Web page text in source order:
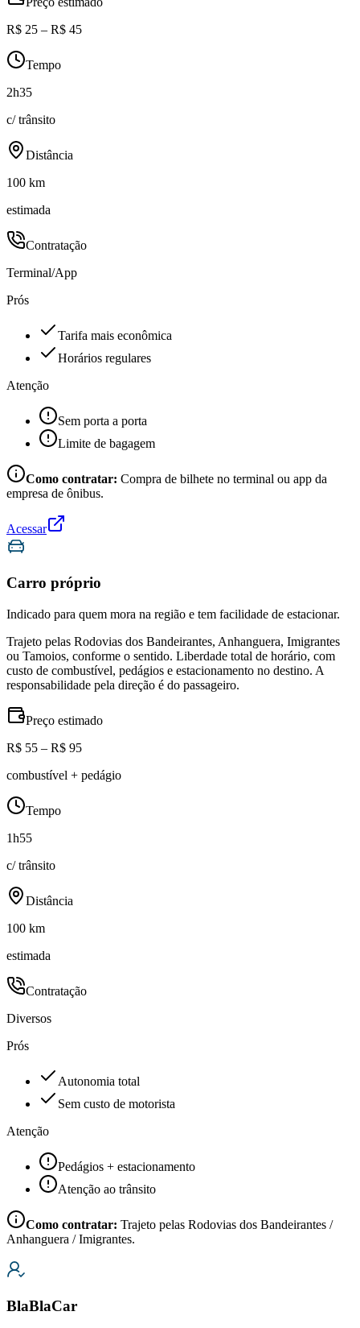
R$ 25 – R$ 45
Tempo
2h35
c/ trânsito
Distância
100 km
estimada
Contratação
Terminal/App
Prós
Tarifa mais econômica
Horários regulares
Atenção
Sem porta a porta
Limite de bagagem
Como contratar: Compra de bilhete no terminal ou app da
empresa de ônibus.
Acessar
Carro próprio
Indicado para quem mora na região e tem facilidade de estacionar.
Trajeto pelas Rodovias dos Bandeirantes, Anhanguera, Imigrantes
ou Tamoios, conforme o sentido. Liberdade total de horário, com
custo de combustível, pedágios e estacionamento no destino. A
responsabilidade pela direção é do passageiro.
Preço estimado
R$ 55 – R$ 95
combustível + pedágio
Tempo
1h55
c/ trânsito
Distância
100 km
estimada
Contratação
Diversos
Prós
Autonomia total
Sem custo de motorista
Atenção
Pedágios + estacionamento
Atenção ao trânsito
Como contratar: Trajeto pelas Rodovias dos Bandeirantes /
Anhanguera / Imigrantes.
BlaBlaCar